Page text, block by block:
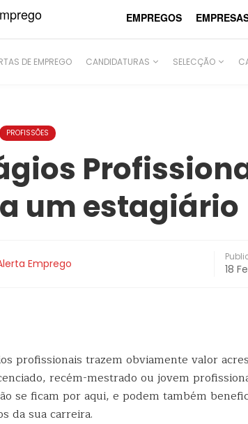
EMPREGOS
DE EMPREGO CANDIDATURAS SELECÇÃO
PROFISSÕES
um estagiário
Emprego 18
profissionais trazem obviamente valor
recém-mestrado ou jovem
se ficam por aqui, e podem também
da sua carreira.